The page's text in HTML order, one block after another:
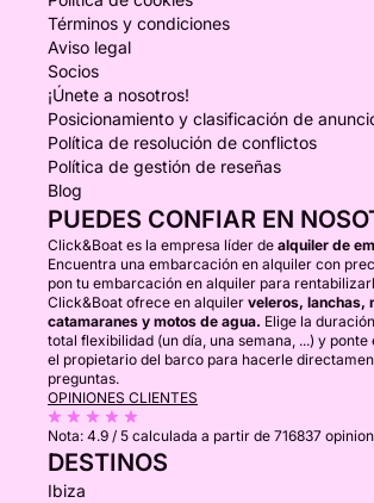
Términos y condiciones
Aviso legal
Socios
¡Únete a nosotros!
Posicionamiento y clasificación de
Política de resolución de conflictos
Política de gestión de reseñas
Blog
PUEDES CONFIAR EN
Click&Boat es la empresa líder de alquiler de
Encuentra una embarcación en alquiler con
pon tu embarcación en alquiler para
Click&Boat ofrece en alquiler veleros, lanchas,
catamaranes y motos de agua. Elige la
total flexibilidad (un día, una semana, ...) y
el propietario del barco para hacerle
preguntas.
OPINIONES CLIENTES
Nota: 4.9 / 5 calculada a partir de 716837
DESTINOS
Ibiza